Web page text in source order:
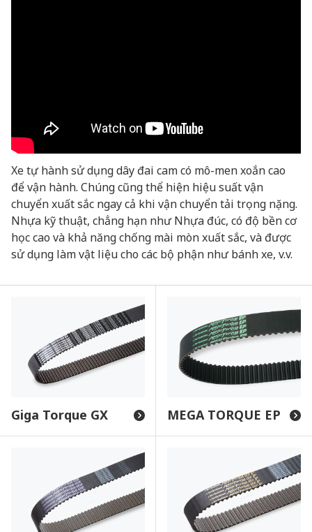
Xe tự hành sử dụng dây đai cam có mô-men xoắn cao
để vận hành. Chúng cũng thể hiện hiệu suất vận
chuyển xuất sắc ngay cả khi vận chuyển tải trọng nặng.
Nhựa kỹ thuật, chẳng hạn như Nhựa đúc, có độ bền cơ
học cao và khả năng chống mài mòn xuất sắc, và được
sử dụng làm vật liệu cho các bộ phận như bánh xe, v.v.
Giga Torque GX MEGA TORQUE EP